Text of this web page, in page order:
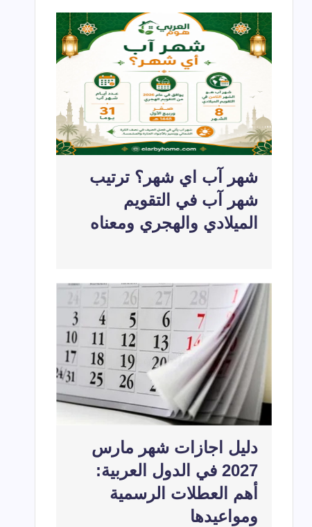
شهر آب اي شهر؟ ترتيب
شهر آب في التقويم
الميلادي والهجري ومعناه
دليل اجازات شهر مارس
2027 في الدول العربية:
أهم العطلات الرسمية
ومواعيدها